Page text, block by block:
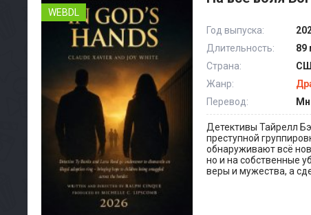
WEBDL
Год выпуска:
Длительность:
89
Страна:
Жанр:
Перевод:
Детективы Тайрелл
преступной
обнаруживают всё
но и на собственные
веры и мужества, а